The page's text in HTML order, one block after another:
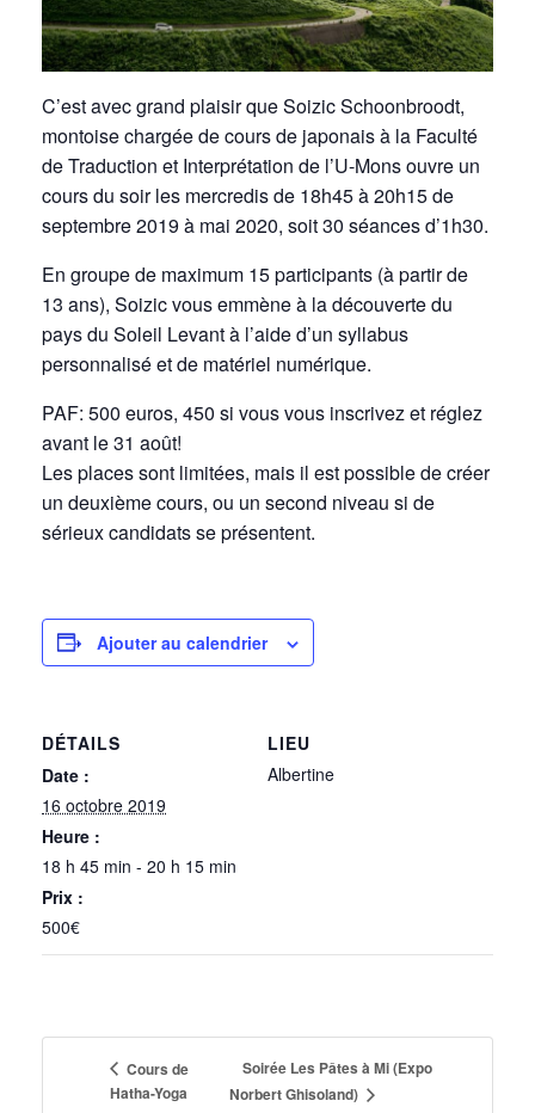
C’est avec grand plaisir que Soizic Schoonbroodt,
montoise chargée de cours de japonais à la Faculté
de Traduction et Interprétation de l’U-Mons ouvre un
cours du soir les mercredis de 18h45 à 20h15 de
septembre 2019 à mai 2020, soit 30 séances d’1h30.
En groupe de maximum 15 participants (à partir de
13 ans), Soizic vous emmène à la découverte du
pays du Soleil Levant à l’aide d’un syllabus
personnalisé et de matériel numérique.
PAF: 500 euros, 450 si vous vous inscrivez et réglez
avant le 31 août!
Les places sont limitées, mais il est possible de créer
un deuxième cours, ou un second niveau si de
sérieux candidats se présentent.
Ajouter au calendrier
DÉTAILS
Date :
16 octobre 2019
Heure :
18 h 45 min - 20 h 15 min
Prix :
500€
LIEU
Albertine
Cours de
Hatha-Yoga
Soirée Les Pâtes à Mi (Expo
Norbert Ghisoland)